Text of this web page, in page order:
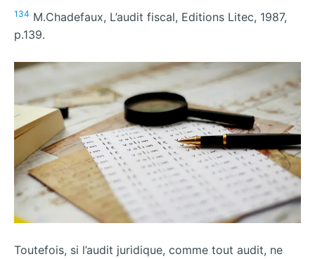
134 M.Chadefaux, L’audit fiscal, Editions Litec, 1987,
p.139.
Toutefois, si l’audit juridique, comme tout audit, ne